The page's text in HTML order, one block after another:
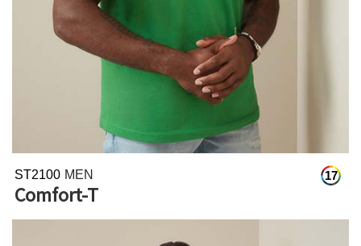
17
ST2100 MEN
Comfort-T